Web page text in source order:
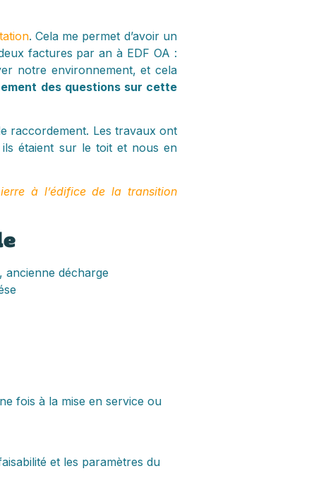
. Cela me permet d’avoir un
factures par an à EDF OA :
notre environnement, et cela
des questions sur cette
raccordement. Les travaux ont
ils étaient sur le toit et nous en
à l’édifice de la transition
ancienne décharge
fois à la mise en service ou
et les paramètres du